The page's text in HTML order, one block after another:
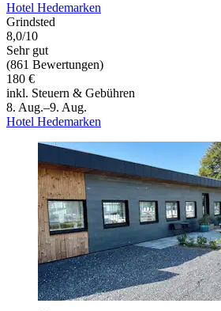
Hotel Hedemarken
Grindsted
8,0/10
Sehr gut
(861 Bewertungen)
180 €
inkl. Steuern & Gebühren
8. Aug.–9. Aug.
Hotel Hedemarken